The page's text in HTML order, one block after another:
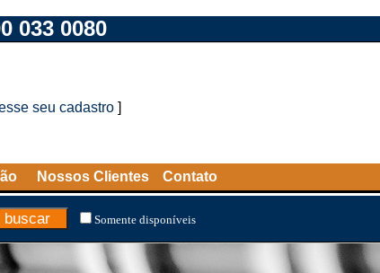
033 0080
seu cadastro ]
Nossos Clientes Contato
Somente disponíveis